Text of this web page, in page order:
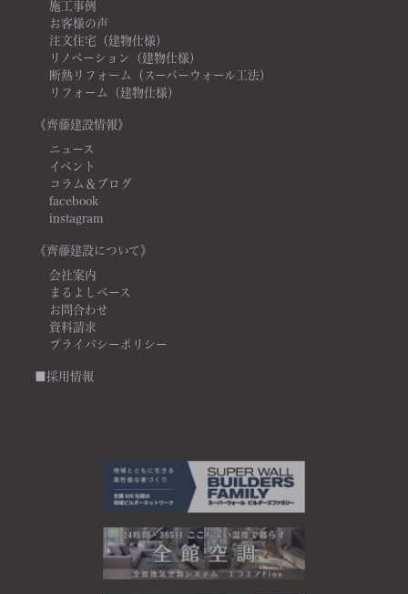
施工事例
お客様の声
注文住宅（建物仕様）
リノベーション（建物仕様）
断熱リフォーム（スーパーウォール工法）
リフォーム（建物仕様）
《齊藤建設情報》
ニュース
イベント
コラム＆ブログ
facebook
instagram
《齊藤建設について》
会社案内
まるよしベース
お問合わせ
資料請求
プライバシーポリシー
■採用情報